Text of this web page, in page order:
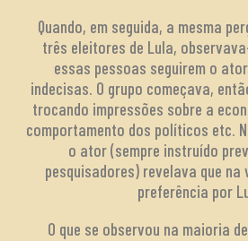
Quando, em seguida, a mesma
três eleitores de Lula,
essas pessoas seguirem o
indecisas. O grupo começava,
trocando impressões sobre a
comportamento dos políticos etc.
o ator (sempre instruído
pesquisadores) revelava que na
preferência por
O que se observou na maioria